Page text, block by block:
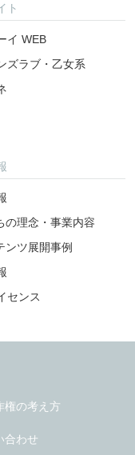
ト
イ WEB
ズラブ・乙女系
の理念・事業内容
ンツ展開事例
センス
権の考え方
合わせ